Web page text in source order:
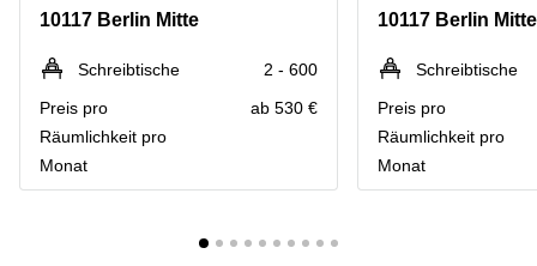
Düsseldorf
Büro
Köln
mieten
Essen
Berlin
Kienberger
Berlin
Schönefeld
Bahnhofstrasse
8 Hannover
10117 Berlin Mitte
Schreibtische
2 - 600
Preis pro
Räumlichkeit pro
Monat
ab 530 €
10117 Berlin Mitte
Schreibtische
Preis pro
Räumlichkeit pro
Monat